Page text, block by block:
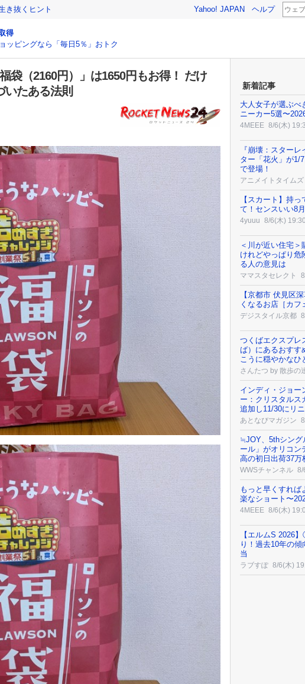
き抜くヒント Yahoo! JAPAN ヘルプ
得
ッピングなら「毎日5％」おトク
袋（2160円）」は1650円もお得！ だけ
いたある法則
新着記事
大人女子が選ぶべ
ニーカー5選〜
4MEEE 8/6(木)
『崩壊：スター
ター「花火」が1/
で登場！
アニメイトタイムズ
【スカート】持
て！センスいい8
4yuuu 8/6(木) 19:30
＜川が近い住宅＞
けれどやっぱり危
る人の意見は
ママスタセレクト
【京都市 伏見区
くなるお店［カフ
デジスタイル京都
つくばエクスプレ
ば）にあるおすす
こうに穏やかなひ
さんたつ by 散歩の
インディ・ジョー
ー：クリスタルス
追加し11/30にリ
あとなびマガジン
≒JOY、5thシング
ール」がオリコン
高の初日出荷37万
WWSチャンネル 8/
もっと早くすれば
楽なショート〜
4MEEE 8/6(木)
【エルムS 2026
り！過去10年の
当
ラブすぽ 8/6(木)